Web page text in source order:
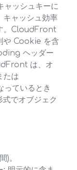
ッシュキーに
キャッシュ効率
。CloudFront
や Cookie を含
ヘッダー
は、オ
たは
ているとき
でオブジェク
)。